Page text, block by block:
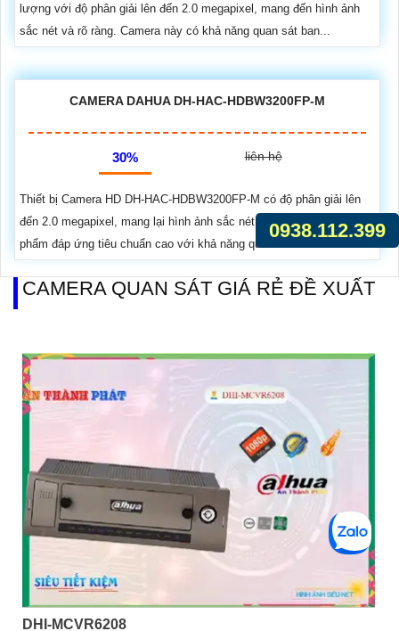
lượng với độ phân giải lên đến 2.0 megapixel, mang đến hình ảnh
sắc nét và rõ ràng. Camera này có khả năng quan sát ban...
CAMERA DAHUA DH-HAC-HDBW3200FP-M
30% liên hệ
Thiết bị Camera HD DH-HAC-HDBW3200FP-M có độ phân giải lên
đến 2.0 megapixel, mang lại hình ảnh sắc nét. Chất lượng của sản
phẩm đáp ứng tiêu chuẩn cao với khả năng quan sát ban...
CAMERA QUAN SÁT GIÁ RẺ ĐỀ XUẤT
DHI-MCVR6208
0938.112.399